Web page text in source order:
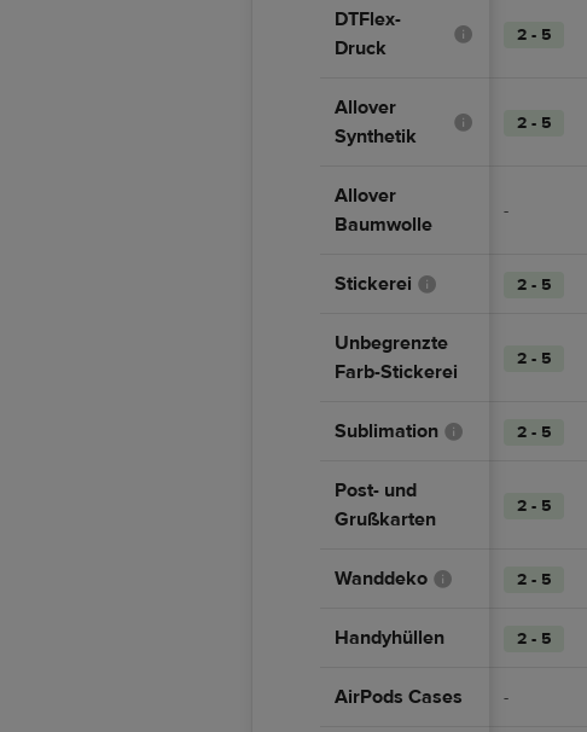
DTFlex-
Druck
2 - 5
Allover
Synthetik
2 - 5
Allover
Baumwolle
-
Stickerei 2 - 5
Unbegrenzte
Farb-Stickerei
2 - 5
Sublimation 2 - 5
Post- und
Grußkarten
2 - 5
Wanddeko 2 - 5
Handyhüllen 2 - 5
AirPods Cases -